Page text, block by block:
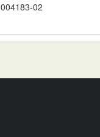
004183-02